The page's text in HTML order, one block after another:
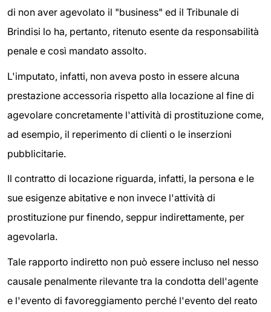
di non aver agevolato il "business" ed il Tribunale di
Brindisi lo ha, pertanto, ritenuto esente da responsabilità
penale e così mandato assolto.
L'imputato, infatti, non aveva posto in essere alcuna
prestazione accessoria rispetto alla locazione al fine di
agevolare concretamente l'attività di prostituzione come,
ad esempio, il reperimento di clienti o le inserzioni
pubblicitarie.
Il contratto di locazione riguarda, infatti, la persona e le
sue esigenze abitative e non invece l'attività di
prostituzione pur finendo, seppur indirettamente, per
agevolarla.
Tale rapporto indiretto non può essere incluso nel nesso
causale penalmente rilevante tra la condotta dell'agente
e l'evento di favoreggiamento perché l'evento del reato